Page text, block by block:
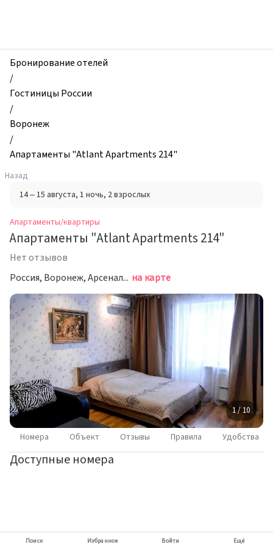
и
квартиры,
Апартаменты
"Atlant
Apartments
214",
Воронеж,
Россия
Бронирование отелей
/
Гостиницы России
/
Воронеж
/
Апартаменты "Atlant Apartments 214"
Назад
14 – 15 августа, 1 ночь, 2 взрослых
Апартаменты/квартиры
Апартаменты "Atlant Apartments 214"
Нет отзывов
Россия, Воронеж, Арсенальная улица, 4А на карте
1 / 10
Номера Объект Отзывы Правила Удобства
Доступные номера
Поиск Избранное Войти Ещё